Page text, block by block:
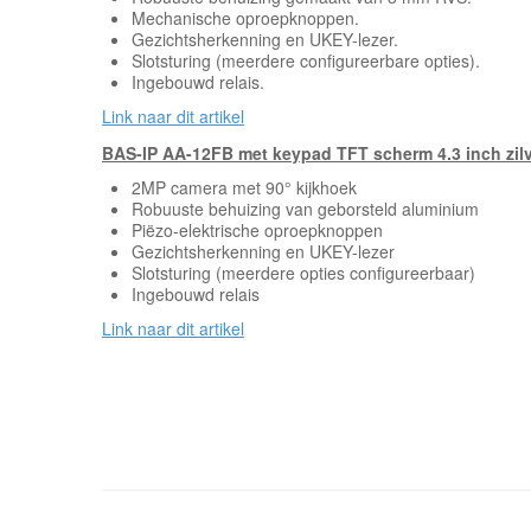
Mechanische oproepknoppen.
Gezichtsherkenning en UKEY-lezer.
Slotsturing (meerdere configureerbare opties).
Ingebouwd relais.
Link naar dit artikel
BAS-IP AA-12FB met keypad TFT scherm 4.3 inch
2MP camera met 90° kijkhoek
Robuuste behuizing van geborsteld aluminium
Piëzo-elektrische oproepknoppen
Gezichtsherkenning en UKEY-lezer
Slotsturing (meerdere opties configureerbaar)
Ingebouwd relais
Link naar dit artikel